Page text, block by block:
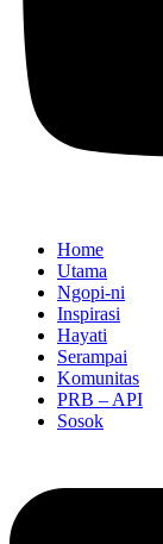
Home
Utama
Ngopi-ni
Inspirasi
Hayati
Serampai
Komunitas
PRB – API
Sosok